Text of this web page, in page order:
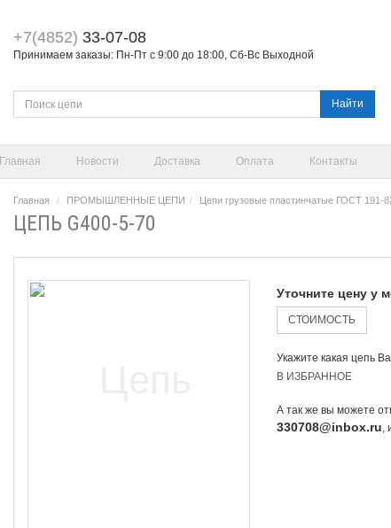
+7(4852) 33-07-08
Принимаем заказы: Пн-Пт с 9:00 до 18:00, Сб-Вс Выходной
Найти
Главная Новости Доставка Оплата Контакты
Главная ПРОМЫШЛЕННЫЕ ЦЕПИ Цепи грузовые пластинчатые ГОСТ 191-
ЦЕПЬ G400-5-70
Уточните цену у
СТОИМОСТЬ
Укажите какая цепь
В ИЗБРАННОЕ
А так же вы можете
330708@inbox.ru,